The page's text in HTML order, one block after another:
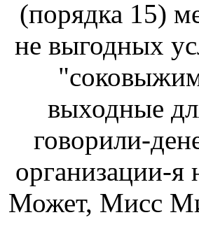
(порядка 15)
не выгодных
выходные
говорили-
организации-я
Может, Мисс